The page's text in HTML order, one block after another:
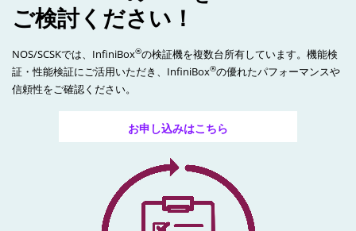
ご検討ください！
NOS/SCSKでは、InfiniBox®の検証機を複数台所有しています。機能検
証・性能検証にご活用いただき、InfiniBox®の優れたパフォーマンスや
信頼性をご確認ください。
お申し込みはこちら